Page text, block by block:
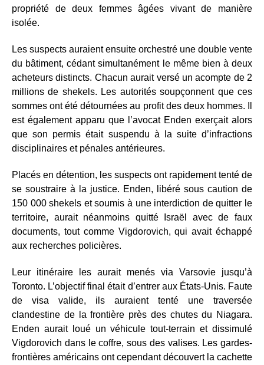
propriété de deux femmes âgées vivant de manière
isolée.
Les suspects auraient ensuite orchestré une double vente
du bâtiment, cédant simultanément le même bien à deux
acheteurs distincts. Chacun aurait versé un acompte de 2
millions de shekels. Les autorités soupçonnent que ces
sommes ont été détournées au profit des deux hommes. Il
est également apparu que l’avocat Enden exerçait alors
que son permis était suspendu à la suite d’infractions
disciplinaires et pénales antérieures.
Placés en détention, les suspects ont rapidement tenté de
se soustraire à la justice. Enden, libéré sous caution de
150 000 shekels et soumis à une interdiction de quitter le
territoire, aurait néanmoins quitté Israël avec de faux
documents, tout comme Vigdorovich, qui avait échappé
aux recherches policières.
Leur itinéraire les aurait menés via Varsovie jusqu’à
Toronto. L’objectif final était d’entrer aux États-Unis. Faute
de visa valide, ils auraient tenté une traversée
clandestine de la frontière près des chutes du Niagara.
Enden aurait loué un véhicule tout-terrain et dissimulé
Vigdorovich dans le coffre, sous des valises. Les gardes-
frontières américains ont cependant découvert la cachette